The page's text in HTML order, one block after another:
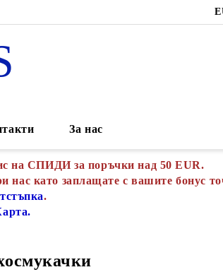
За нас
на СПИДИ за поръчки над 50 EUR.
нас като заплащате с вашите бонус
.